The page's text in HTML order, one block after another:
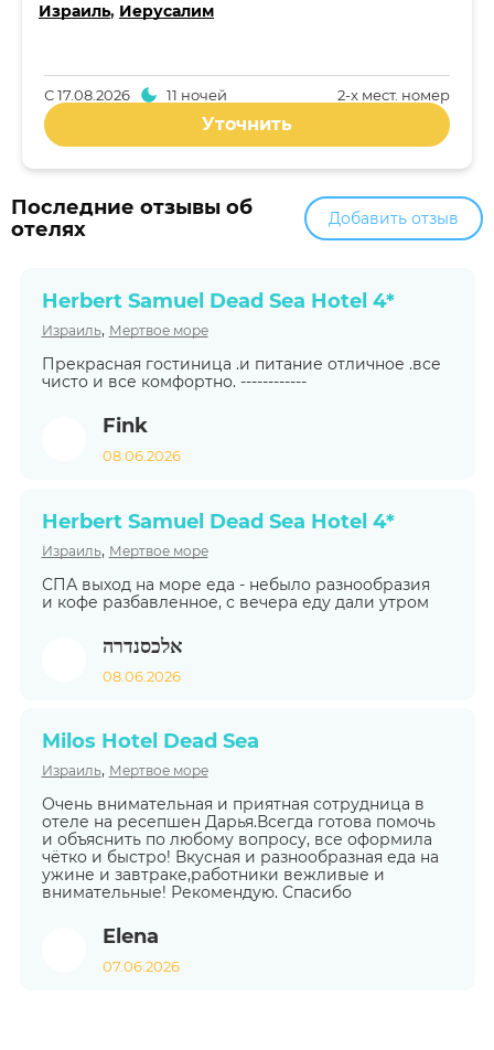
Израиль, Иерусалим
2-x мест. номер
С17.08.2026 11 ночей
Уточнить
Последние отзывы об
отелях
Добавить отзыв
Herbert Samuel Dead Sea Hotel 4*
Израиль, Мертвое море
Прекрасная гостиница .и питание отличное .все
чисто и все комфортно. ------------
Fink
08.06.2026
Herbert Samuel Dead Sea Hotel 4*
Израиль, Мертвое море
СПА выход на море еда - небыло разнообразия
и кофе разбавленное, с вечера еду дали утром
אלכסנדרה
08.06.2026
Milos Hotel Dead Sea
Израиль, Мертвое море
Очень внимательная и приятная сотрудница в
отеле на ресепшен Дарья.Всегда готова помочь
и объяснить по любому вопросу, все оформила
чётко и быстро! Вкусная и разнообразная еда на
ужине и завтраке,работники вежливые и
внимательные! Рекомендую. Спасибо
Elena
07.06.2026